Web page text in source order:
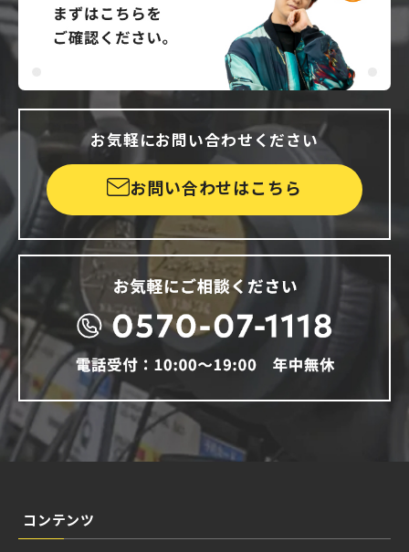
お気軽にお問い合わせください
お問い合わせはこちら
コンテンツ